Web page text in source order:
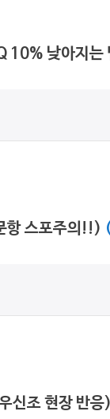
10% 낮아지는
항 스포주의!!)
신조 현장 반응)